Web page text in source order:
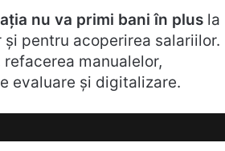
nu va primi bani în plus la
pentru acoperirea salariilor.
manualelor,
evaluare și digitalizare.